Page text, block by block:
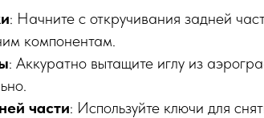
: Начните с откручивания задней
компонентам.
: Аккуратно вытащите иглу из
части: Используйте ключи для